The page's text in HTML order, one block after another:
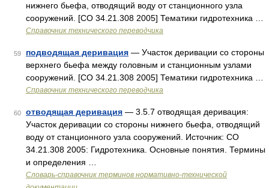
нижнего бьефа, отводящий воду от станционного узла
сооружений. [СО 34.21.308 2005] Тематики гидротехника …
Справочник технического переводчика
59 подводящая деривация — Участок деривации со стороны
верхнего бьефа между головным и станционным узлами
сооружений. [СО 34.21.308 2005] Тематики гидротехника …
Справочник технического переводчика
60 отводящая деривация — 3.5.7 отводящая деривация:
Участок деривации со стороны нижнего бьефа, отводящий
воду от станционного узла сооружений. Источник: СО
34.21.308 2005: Гидротехника. Основные понятия. Термины
и определения …
Словарь-справочник терминов нормативно-технической